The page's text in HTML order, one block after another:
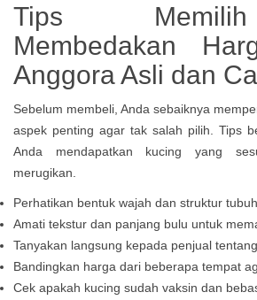
Tips
Membedakan
Anggora Asli dan
Sebelum membeli, Anda sebaiknya
aspek penting agar tak salah pilih. Tips
Anda mendapatkan kucing yang
merugikan.
Perhatikan bentuk wajah dan struktur tubuh
Amati tekstur dan panjang bulu untuk
Tanyakan langsung kepada penjual
Bandingkan harga dari beberapa tempat
Cek apakah kucing sudah vaksin dan